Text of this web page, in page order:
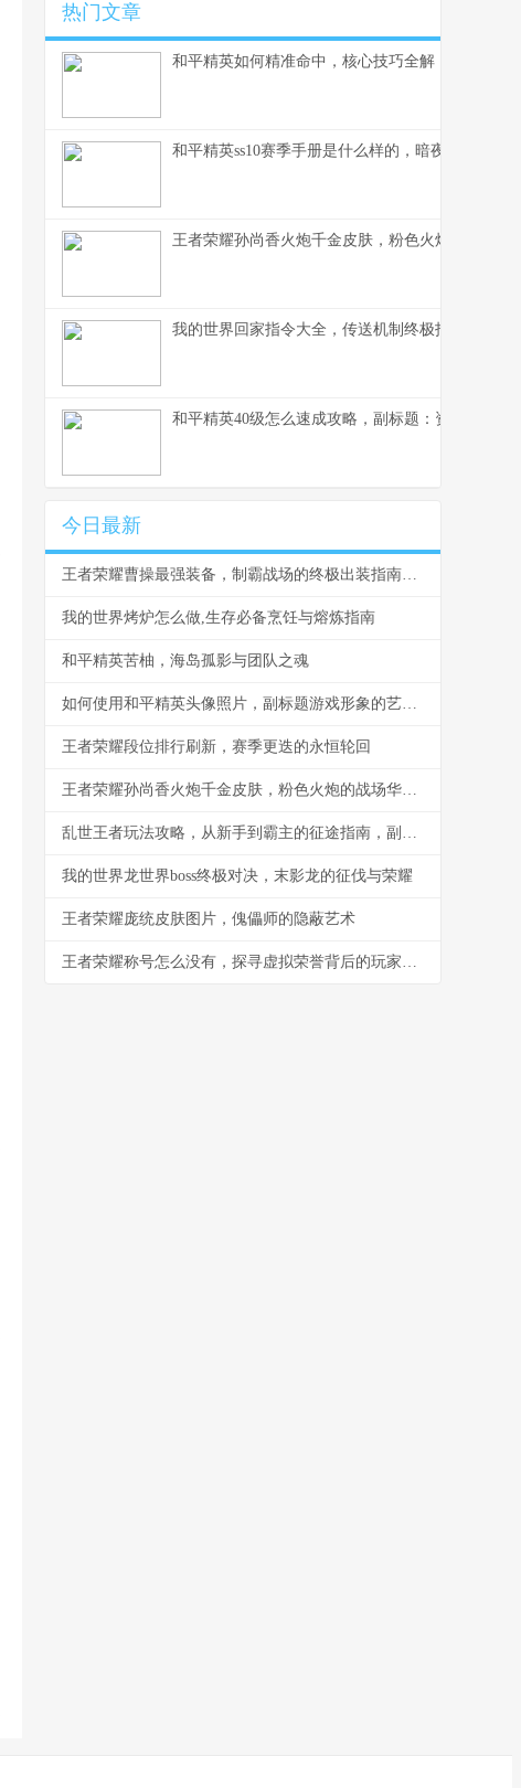
热门文章
和平精英如何精准命中，核心技巧全解，副标题，
和平精英ss10赛季手册是什么样的，暗夜锋芒的战
王者荣耀孙尚香火炮千金皮肤，粉色火炮的战场华
我的世界回家指令大全，传送机制终极指南
和平精英40级怎么速成攻略，副标题：资深玩家的
今日最新
王者荣耀曹操最强装备，制霸战场的终极出装指南，副标题为撕裂伤口的不死战神
我的世界烤炉怎么做,生存必备烹饪与熔炼指南
和平精英苦柚，海岛孤影与团队之魂
如何使用和平精英头像照片，副标题游戏形象的艺术与策略
王者荣耀段位排行刷新，赛季更迭的永恒轮回
王者荣耀孙尚香火炮千金皮肤，粉色火炮的战场华尔兹
乱世王者玩法攻略，从新手到霸主的征途指南，副标题，资源与军事的双重奏鸣
我的世界龙世界boss终极对决，末影龙的征伐与荣耀
王者荣耀庞统皮肤图片，傀儡师的隐蔽艺术
王者荣耀称号怎么没有，探寻虚拟荣誉背后的玩家心理